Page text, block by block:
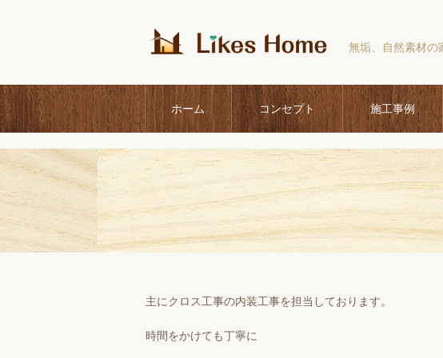
無垢、自然素材の
ホーム コンセプト 施工事例
主にクロス工事の内装工事を担当しております。
時間をかけても丁寧に